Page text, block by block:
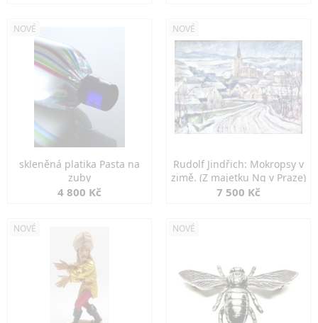
NOVÉ
skleněná platika Pasta na
zuby
4 800 Kč
NOVÉ
Rudolf Jindřich: Mokropsy v
zimě. (Z majetku Ng v Praze)
7 500 Kč
NOVÉ NOVÉ